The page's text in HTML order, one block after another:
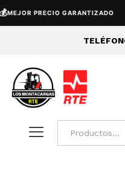
MEJOR PRECIO GARANTIZADO